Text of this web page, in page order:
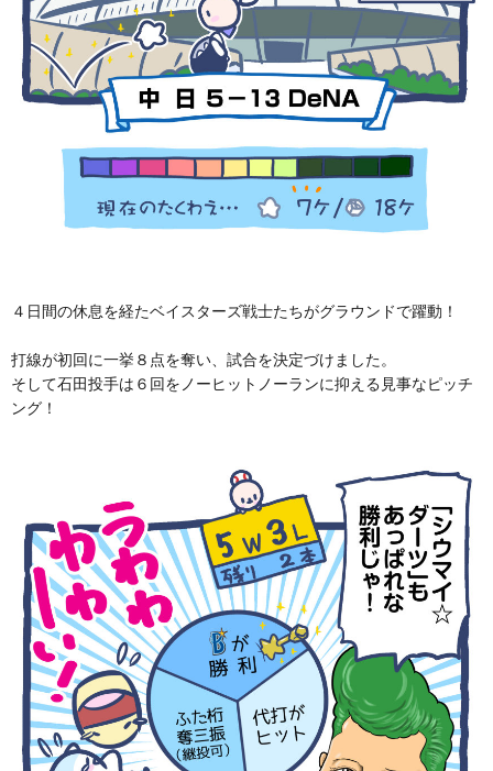
４日間の休息を経たベイスターズ戦士たちがグラウンドで躍動！
打線が初回に一挙８点を奪い、試合を決定づけました。
そして石田投手は６回をノーヒットノーランに抑える見事なピッチ
ング！